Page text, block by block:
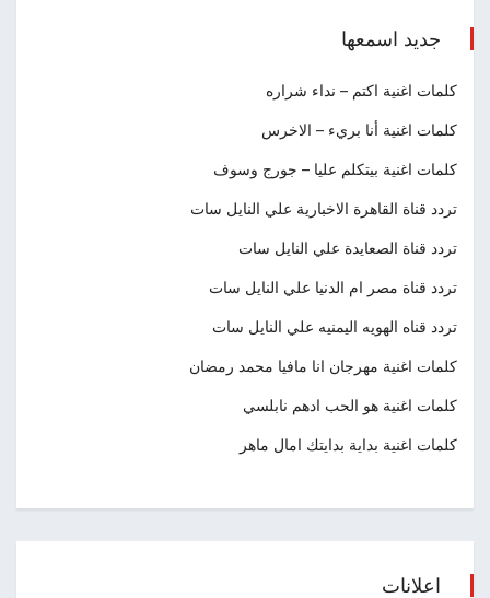
جديد اسمعها
كلمات اغنية اكتم – نداء شراره
كلمات اغنية أنا بريء – الاخرس
كلمات اغنية بيتكلم عليا – جورج وسوف
تردد قناة القاهرة الاخبارية علي النايل سات
تردد قناة الصعايدة علي النايل سات
تردد قناة مصر ام الدنيا علي النايل سات
تردد قناه الهويه اليمنيه علي النايل سات
كلمات اغنية مهرجان انا مافيا محمد رمضان
كلمات اغنية هو الحب ادهم نابلسي
كلمات اغنية بداية بدايتك امال ماهر
اعلانات